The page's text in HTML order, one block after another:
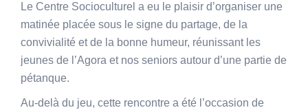
Le Centre Socioculturel a eu le plaisir d’organiser une
matinée placée sous le signe du partage, de la
convivialité et de la bonne humeur, réunissant les
jeunes de l’Agora et nos seniors autour d’une partie de
pétanque.
Au-delà du jeu, cette rencontre a été l’occasion de